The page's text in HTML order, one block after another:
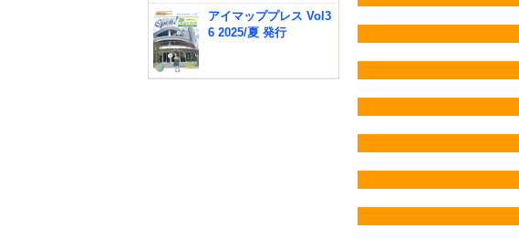
アイマッププレス Vol3
6 2025/夏 発行